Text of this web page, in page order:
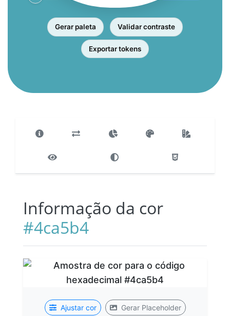
Gerar paleta Validar contraste
Exportar tokens
Informação da cor
#4ca5b4
Ajustar cor Gerar Placeholder